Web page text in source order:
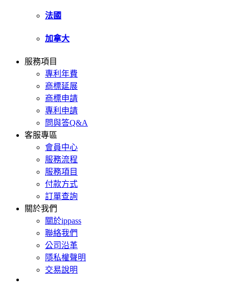
法國
加拿大
服務項目
專利年費
商標延展
商標申請
專利申請
問與答Q&A
客服專區
會員中心
服務流程
服務項目
付款方式
訂單查詢
關於我們
關於ippass
聯絡我們
公司沿革
隱私權聲明
交易說明